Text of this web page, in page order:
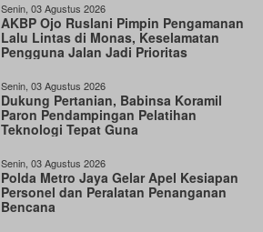
Senin, 03 Agustus 2026
AKBP Ojo Ruslani Pimpin Pengamanan
Lalu Lintas di Monas, Keselamatan
Pengguna Jalan Jadi Prioritas
Senin, 03 Agustus 2026
Dukung Pertanian, Babinsa Koramil
Paron Pendampingan Pelatihan
Teknologi Tepat Guna
Senin, 03 Agustus 2026
Polda Metro Jaya Gelar Apel Kesiapan
Personel dan Peralatan Penanganan
Bencana